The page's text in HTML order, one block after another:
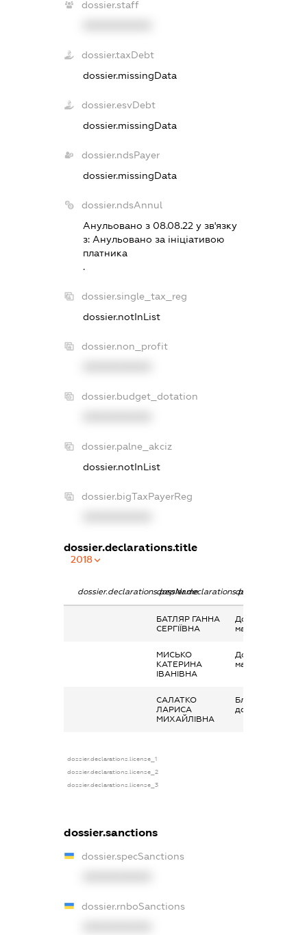
dossier.staff
dossier.taxDebt
dossier.missingData
dossier.esvDebt
dossier.missingData
dossier.ndsPayer
dossier.missingData
dossier.ndsAnnul
Анульовано з 08.08.22 у зв'язку
з: Анульовано за iнiцiативою
платника
.
dossier.single_tax_reg
dossier.notInList
dossier.non_profit
dossier.budget_dotation
dossier.palne_akciz
dossier.notInList
dossier.bigTaxPayerReg
dossier.declarations.title
2018
dossier.declarations.pepNamedossier.declarations.personName
БАТЛЯР ГАННА
СЕРГІЇВНА
Дохід від
майна в оренду
МИСЬКО
КАТЕРИНА
ІВАНІВНА
Дохід від
майна в оренду
САЛАТКО
ЛАРИСА
МИХАЙЛІВНА
Благодійна
допомога
dossier.declarations.license_1
dossier.declarations.license_2
dossier.declarations.license_3
dossier.sanctions
dossier.specSanctions
dossier.rnboSanctions